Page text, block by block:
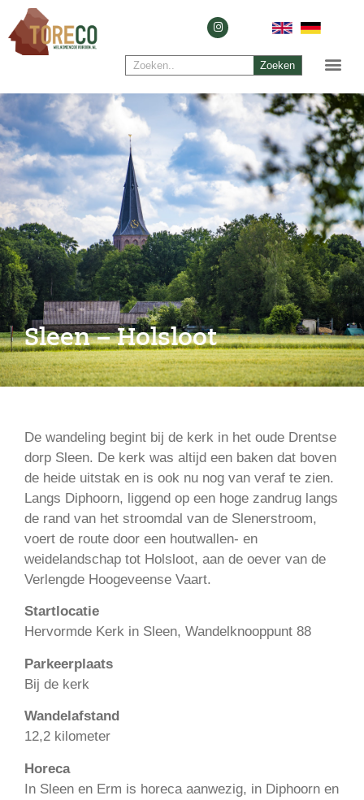
Zoeken
Sleen – Holsloot
De wandeling begint bij de kerk in het oude Drentse
dorp Sleen. De kerk was altijd een baken dat boven
de heide uitstak en is ook nu nog van veraf te zien.
Langs Diphoorn, liggend op een hoge zandrug langs
de rand van het stroomdal van de Slenerstroom,
voert de route door een houtwallen- en
weidelandschap tot Holsloot, aan de oever van de
Verlengde Hoogeveense Vaart.
Startlocatie
Hervormde Kerk in Sleen, Wandelknooppunt 88
Parkeerplaats
Bij de kerk
Wandelafstand
12,2 kilometer
Horeca
In Sleen en Erm is horeca aanwezig, in Diphoorn en